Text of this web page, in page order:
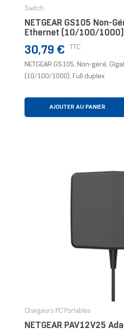
Switch
NETGEAR GS105 Non-
Ethernet (10/100/1000)
Prix
30,79 € TTC
NETGEAR GS105, Non-géré,
(10/100/1000), Full duplex
AJOUTER AU PANIER
Chargeurs PC Portables
NETGEAR PAV12V25